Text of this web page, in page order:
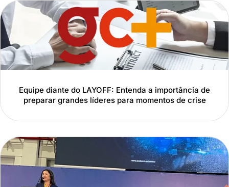
Equipe diante do LAYOFF: Entenda a importância de
preparar grandes líderes para momentos de crise